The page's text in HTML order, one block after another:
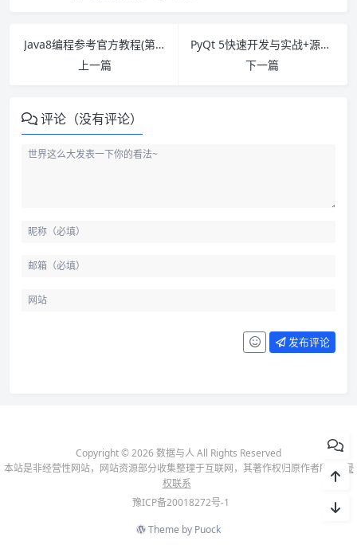
Java8编程参考官方教程(第9版) PDF下载
上一篇
PyQt 5快速开发与实战+源码 PDF下载
下一篇
评论（没有评论）
发布评论
Copyright © 2026 数据与人 All Rights Reserved
本站是非经营性网站，网站资源部分收集整理于互联网，其著作权归原作者所有-
侵
权联系
豫ICP备20018272号-1
Theme by Puock